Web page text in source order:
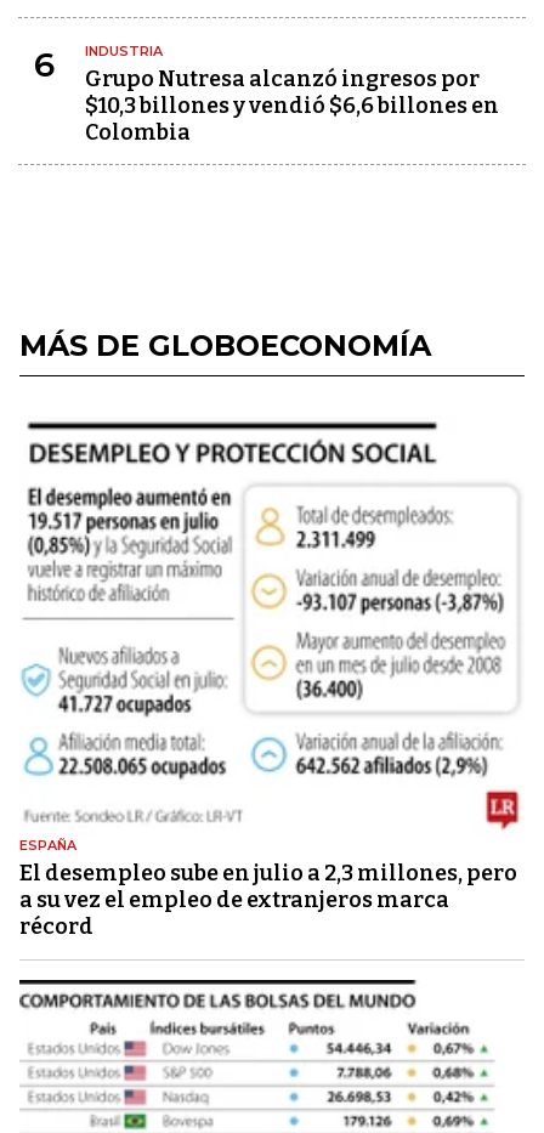
6 INDUSTRIA
Grupo Nutresa alcanzó ingresos por
$10,3 billones y vendió $6,6 billones en
Colombia
MÁS DE GLOBOECONOMÍA
ESPAÑA
El desempleo sube en julio a 2,3 millones, pero
a su vez el empleo de extranjeros marca
récord